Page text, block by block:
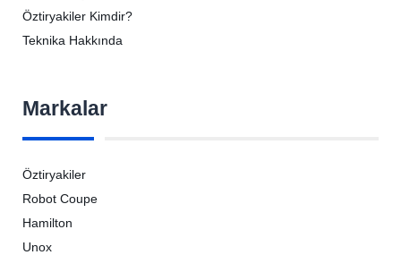
Öztiryakiler Kimdir?
Teknika Hakkında
Markalar
Öztiryakiler
Robot Coupe
Hamilton
Unox